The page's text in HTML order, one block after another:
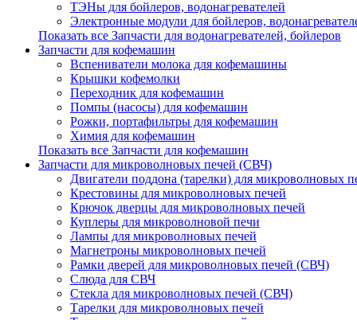
ТЭНы для бойлеров, водонагревателей
Электронные модули для бойлеров,
Показать все Запчасти для водонагревателей, бойлеров
Запчасти для кофемашин
Вспениватели молока для кофемашины
Крышки кофемолки
Переходник для кофемашин
Помпы (насосы) для кофемашин
Рожки, портафильтры для кофемашин
Химия для кофемашин
Показать все Запчасти для кофемашин
Запчасти для микроволновых печей (СВЧ)
Двигатели поддона (тарелки) для микроволновых
Крестовины для микроволновых печей
Крючок дверцы для микроволновых печей
Куплеры для микроволновой печи
Лампы для микроволновых печей
Магнетроны микроволновых печей
Рамки дверей для микроволновых печей (СВЧ)
Слюда для СВЧ
Стекла для микроволновых печей (СВЧ)
Тарелки для микроволновых печей